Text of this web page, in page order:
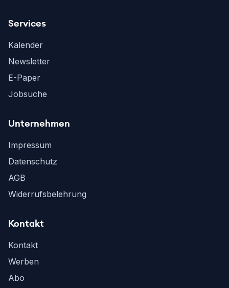
Services
Kalender
Newsletter
E-Paper
Jobsuche
Unternehmen
Impressum
Datenschutz
AGB
Widerrufsbelehrung
Kontakt
Kontakt
Werben
Abo